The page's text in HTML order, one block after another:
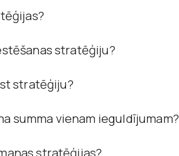
stratēģiju?
stratēģiju?
summa vienam ieguldījumam?
stratēģijas?